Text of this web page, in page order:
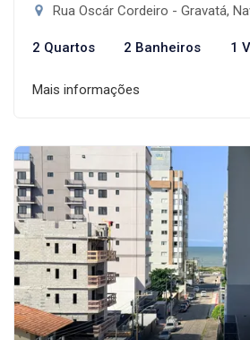
Rua Oscár Cordeiro - Gravatá,
2 Quartos 2 Banheiros 1
Mais informações